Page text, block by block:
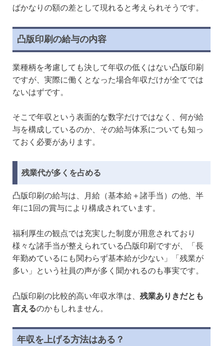
ばかなりの額の差として現れると考えられそうです。
凸版印刷の給与の内容
業種柄を考慮しても決して年収の低くはない凸版印刷
ですが、実際に働くとなった場合年収だけが全てでは
ないはずです。
そこで年収という表面的な数字だけではなく、何が給
与を構成しているのか、その給与体系についても知っ
ておく必要があります。
残業代が多くを占める
凸版印刷の給与は、月給（基本給＋諸手当）の他、半
年に1回の賞与により構成されています。
福利厚生の観点では充実した制度が用意されており
様々な諸手当が整えられている凸版印刷ですが、「長
年勤めているにも関わらず基本給が少ない」「残業が
多い」という社員の声が多く聞かれるのも事実です。
凸版印刷の比較的高い年収水準は、 残業ありきだとも
言えるのかもしれません。
年収を上げる方法はある？